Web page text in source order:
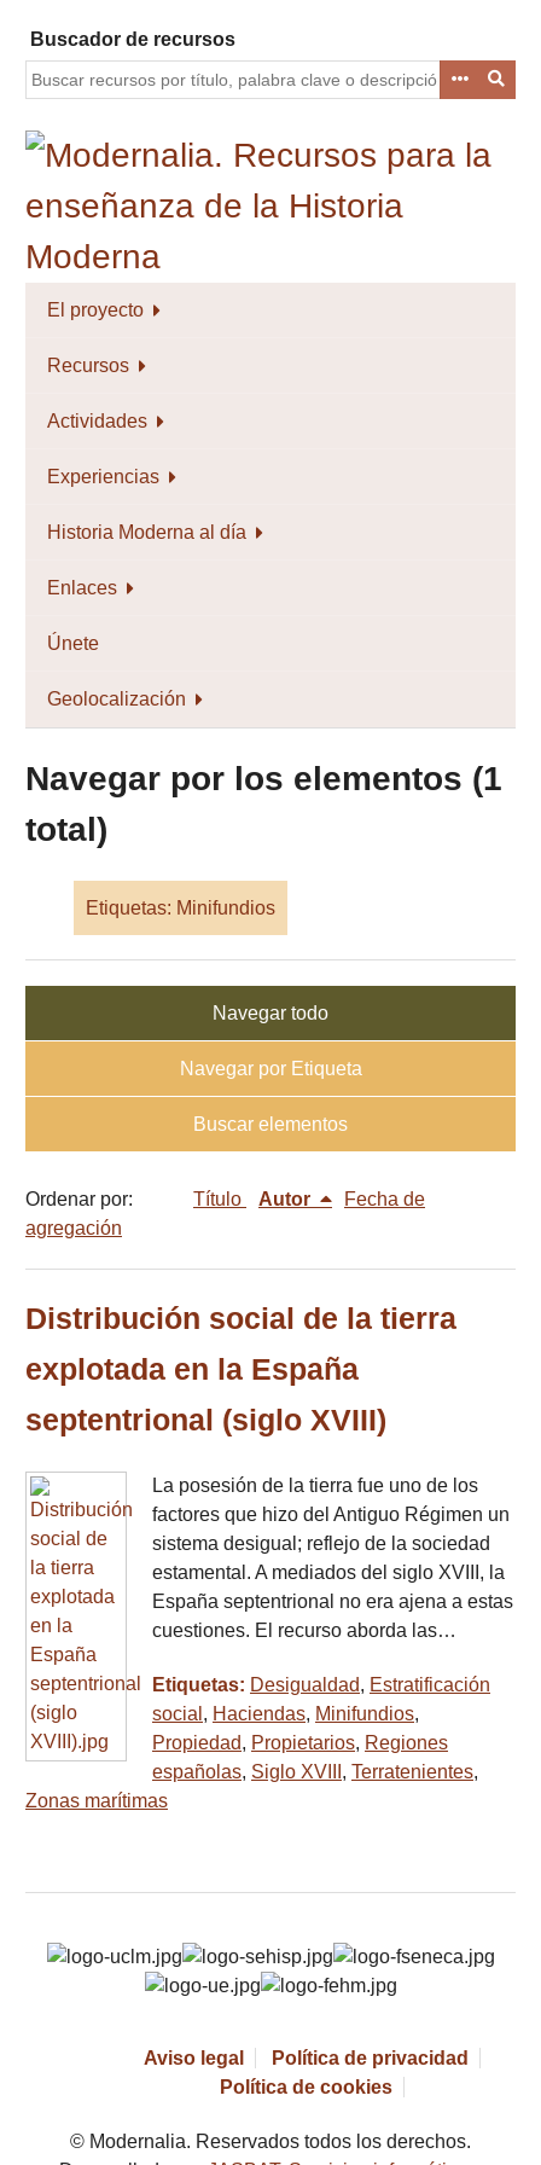
contenido
principal
Buscador de recursos
El proyecto
Recursos
Actividades
Experiencias
Historia Moderna al día
Enlaces
Únete
Geolocalización
Navegar por los elementos (1
total)
Etiquetas: Minifundios
Navegar todo
Navegar por Etiqueta
Buscar elementos
Ordenar por: Título Autor
Fecha de
agregación
Distribución social de la tierra
explotada en la España
septentrional (siglo XVIII)
La posesión de la tierra fue uno de los
factores que hizo del Antiguo Régimen un
sistema desigual; reflejo de la sociedad
estamental. A mediados del siglo XVIII, la
España septentrional no era ajena a estas
cuestiones. El recurso aborda las…
Etiquetas: Desigualdad, Estratificación
social , Haciendas, Minifundios,
Propiedad, Propietarios, Regiones
españolas, Siglo XVIII , Terratenientes,
Zonas marítimas
Aviso legal
Política de privacidad
Política de cookies
© Modernalia. Reservados todos los derechos.